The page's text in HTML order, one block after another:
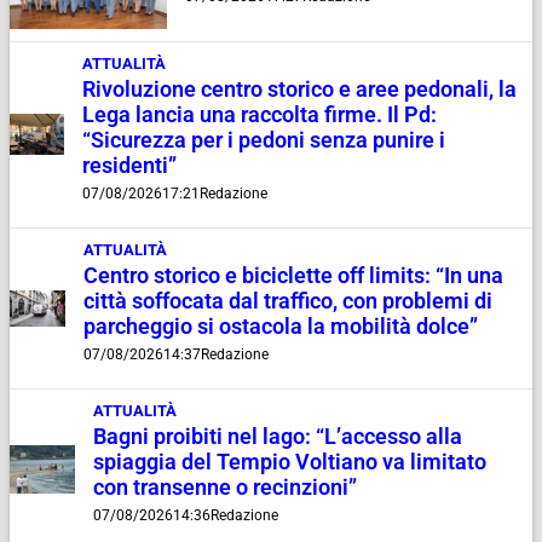
ATTUALITÀ
Rivoluzione centro storico e aree pedonali, la
Lega lancia una raccolta firme. Il Pd:
“Sicurezza per i pedoni senza punire i
residenti”
07/08/202617:21 Redazione
ATTUALITÀ
Centro storico e biciclette off limits: “In una
città soffocata dal traffico, con problemi di
parcheggio si ostacola la mobilità dolce”
07/08/202614:37Redazione
ATTUALITÀ
Bagni proibiti nel lago: “L’accesso alla
spiaggia del Tempio Voltiano va limitato
con transenne o recinzioni”
07/08/202614:36Redazione